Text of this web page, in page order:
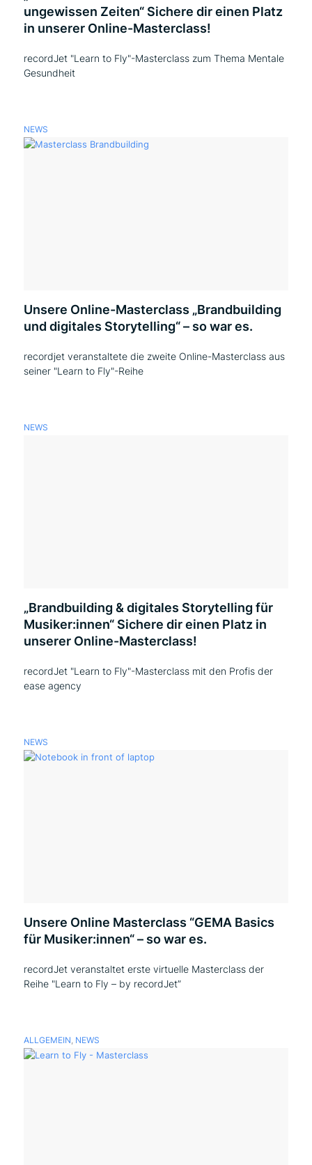
ungewissen Zeiten“ Sichere dir einen Platz
in unserer Online-Masterclass!
recordJet "Learn to Fly"-Masterclass zum Thema Mentale
Gesundheit
NEWS
Unsere Online-Masterclass „Brandbuilding
und digitales Storytelling“ – so war es.
recordjet veranstaltete die zweite Online-Masterclass aus
seiner "Learn to Fly"-Reihe
NEWS
„Brandbuilding & digitales Storytelling für
Musiker:innen“ Sichere dir einen Platz in
unserer Online-Masterclass!
recordJet "Learn to Fly"-Masterclass mit den Profis der
ease agency
NEWS
Unsere Online Masterclass “GEMA Basics
für Musiker:innen“ – so war es.
recordJet veranstaltet erste virtuelle Masterclass der
Reihe "Learn to Fly – by recordJet”
ALLGEMEIN, NEWS